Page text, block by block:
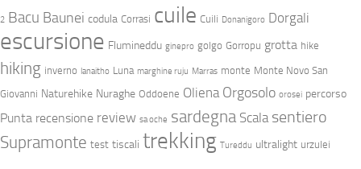
2 Bacu Baunei codula Corrasi cuile Cuili Donanigoro Dorgali
escursione Flumineddu ginepro golgo Gorropu grotta hike
hiking inverno lanaitho Luna marghine ruju Marras monte Monte Novo San
Giovanni Naturehike Nuraghe Oddoene Oliena Orgosolo orosei percorso
Punta recensione review sa oche sardegna Scala sentiero
Supramonte test tiscali trekking Tureddu ultralight urzulei